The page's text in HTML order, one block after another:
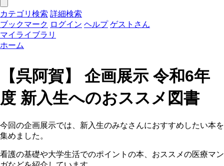
カテゴリ検索 詳細検索
ブックマーク ログイン ヘルプ ゲストさん
マイライブラリ
ホーム
【呉阿賀】 企画展示 令和6年
度 新入生へのおススメ図書
今回の企画展示では、新入生のみなさんにおすすめしたい本を
集めました。
看護の基礎や大学生活でのポイントの本、おススメの医療マン